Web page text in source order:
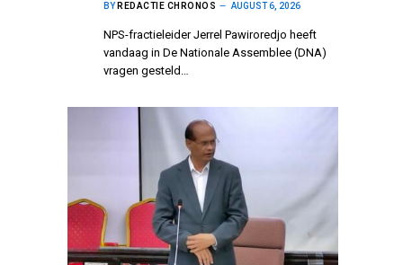
BY REDACTIE CHRONOS AUGUST 6, 2026
NPS-fractieleider Jerrel Pawiroredjo heeft
vandaag in De Nationale Assemblee (DNA)
vragen gesteld…